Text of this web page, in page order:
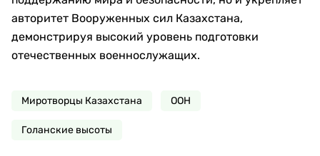
авторитет Вооруженных сил Казахстана,
демонстрируя высокий уровень подготовки
отечественных военнослужащих.
Миротворцы Казахстана ООН
Голанские высоты